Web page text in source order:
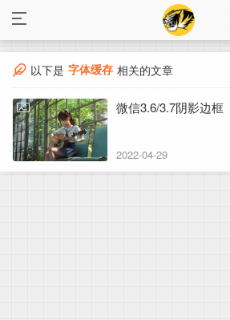
以下是 字体缓存 相关的文章
微信3.6/3.7阴影边框
2022-04-29